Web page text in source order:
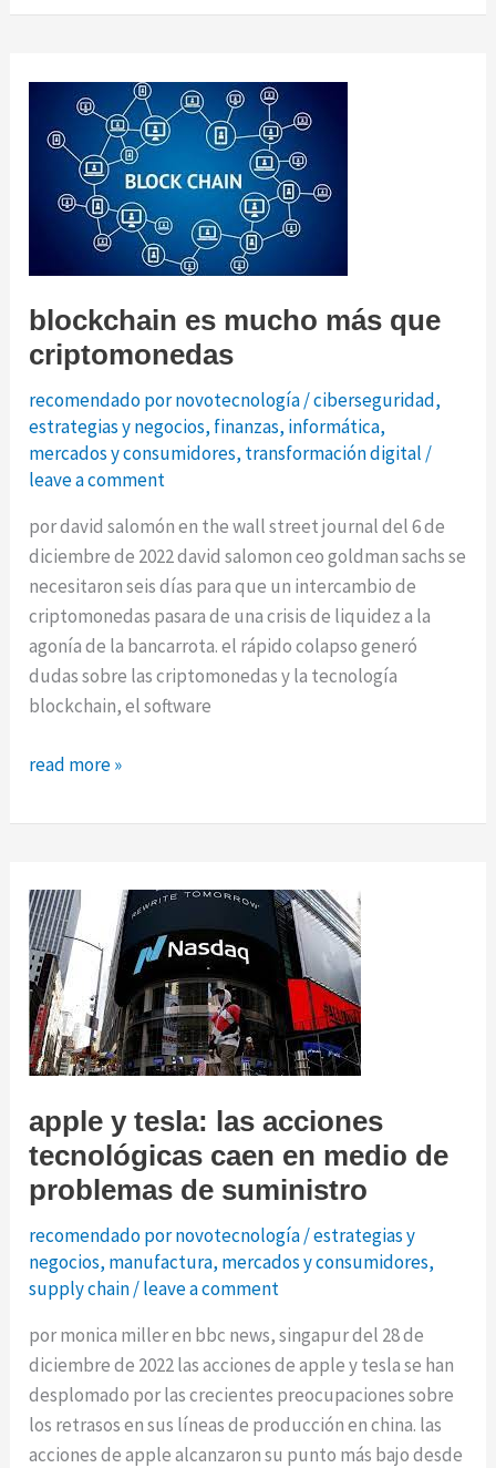
futuro
autos
eléctricos,
radio
quedar
atrás
blockchain es mucho más que
criptomonedas
recomendado por novotecnología/ciberseguridad,
estrategias y negocios, finanzas, informática,
mercados y consumidores, transformación digital /
leave a comment
por david salomón en the wall street journal del 6 de
diciembre de 2022 david salomon ceo goldman sachs se
necesitaron seis días para que un intercambio de
criptomonedas pasara de una crisis de liquidez a la
agonía de la bancarrota. el rápido colapso generó
dudas sobre las criptomonedas y la tecnología
blockchain, el software
blockchain
mucho
criptomonedas
read more »
apple y tesla: las acciones
tecnológicas caen en medio de
problemas de suministro
recomendado por novotecnología/estrategias y
negocios, manufactura, mercados y consumidores,
supply chain/leave a comment
por monica miller en bbc news, singapur del 28 de
diciembre de 2022 las acciones de apple y tesla se han
desplomado por las crecientes preocupaciones sobre
los retrasos en sus líneas de producción en china. las
acciones de apple alcanzaron su punto más bajo desde